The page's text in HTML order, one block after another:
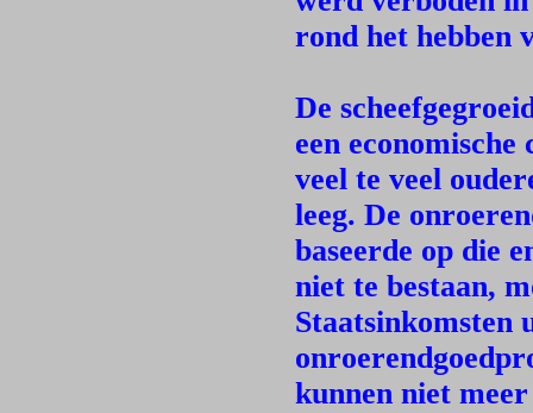
rond het hebben
De
een
veel te veel
leeg. De
baseerde op die
niet te bestaan,
Staatsinkomsten
kunnen niet